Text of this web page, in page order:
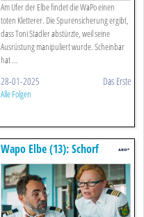
Am Ufer der Elbe findet die WaPo einen
toten Kletterer. Die Spurensicherung ergibt,
dass Toni Stadler abstürzte, weil seine
Ausrüstung manipuliert wurde. Scheinbar
hat ...
28-01-2025 Das Erste
Alle Folgen
Wapo Elbe (13): Schorf
(s02/e05)